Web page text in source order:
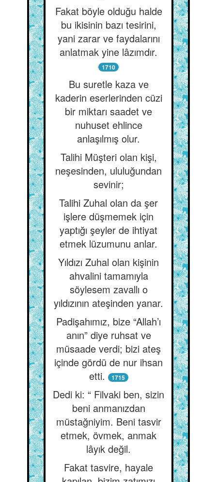
Fakat böyle olduğu halde
bu ikisinin bazı tesirini,
yani zarar ve faydalarını
anlatmak yine lâzımdır.
1710
Bu suretle kaza ve
kaderin eserlerinden cüzi
bir miktarı saadet ve
nuhuset ehlince
anlaşılmış olur.
Talihi Müşteri olan kişi,
neşesinden, ululuğundan
sevinir;
Talihi Zuhal olan da şer
işlere düşmemek için
yaptığı şeyler de ihtiyat
etmek lüzumunu anlar.
Yıldızı Zuhal olan kişinin
ahvalini tamamıyla
söylesem zavallı o
yıldızının ateşinden yanar.
Padişahımız, bize “Allah’ı
anın” diye ruhsat ve
müsaade verdi; bizi ateş
içinde gördü de nur ihsan
etti.
1715
Dedi ki: “ Filvaki ben, sizin
beni anmanızdan
müstağniyim. Beni tasvir
etmek, övmek, anmak
lâyık değil.
Fakat tasvire, hayale